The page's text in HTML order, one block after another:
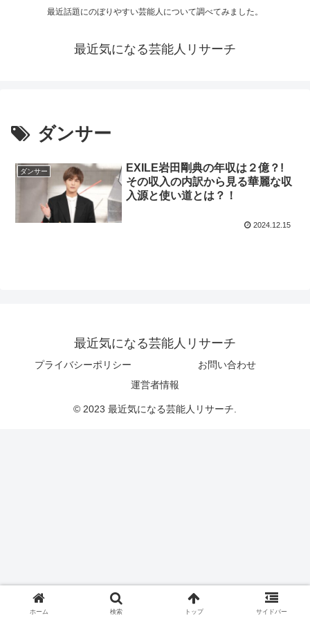
最近話題にのぼりやすい芸能人について調べてみました。
最近気になる芸能人リサーチ
ダンサー
ダンサー
EXILE岩田剛典の年収は２億？!
その収入の内訳から見る華麗な収
入源と使い道とは？！
2024.12.15
最近気になる芸能人リサーチ
プライバシーポリシー
お問い合わせ
運営者情報
© 2023 最近気になる芸能人リサーチ.
ホーム 検索 トップ サイドバー